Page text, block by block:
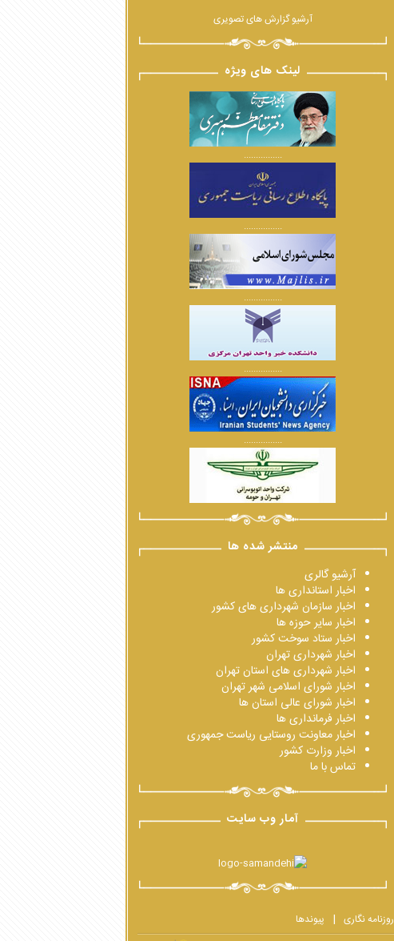
آرشیو گزارش های تصویری
لینک های ویژه
................
................
................
................
................
منتشر شده ها
آرشیو گالری
اخبار استانداری ها
اخبار سازمان شهرداری های کشور
اخبار سایر حوزه ها
اخبار ستاد سوخت کشور
اخبار شهرداری تهران
اخبار شهرداری های استان تهران
اخبار شورای اسلامی شهر تهران
اخبار شورای عالی استان ها
اخبار فرمانداری ها
اخبار معاونت روستایی ریاست جمهوری
اخبار وزارت کشور
تماس با ما
آمار وب سایت
روزنامه نگاری پیوندها